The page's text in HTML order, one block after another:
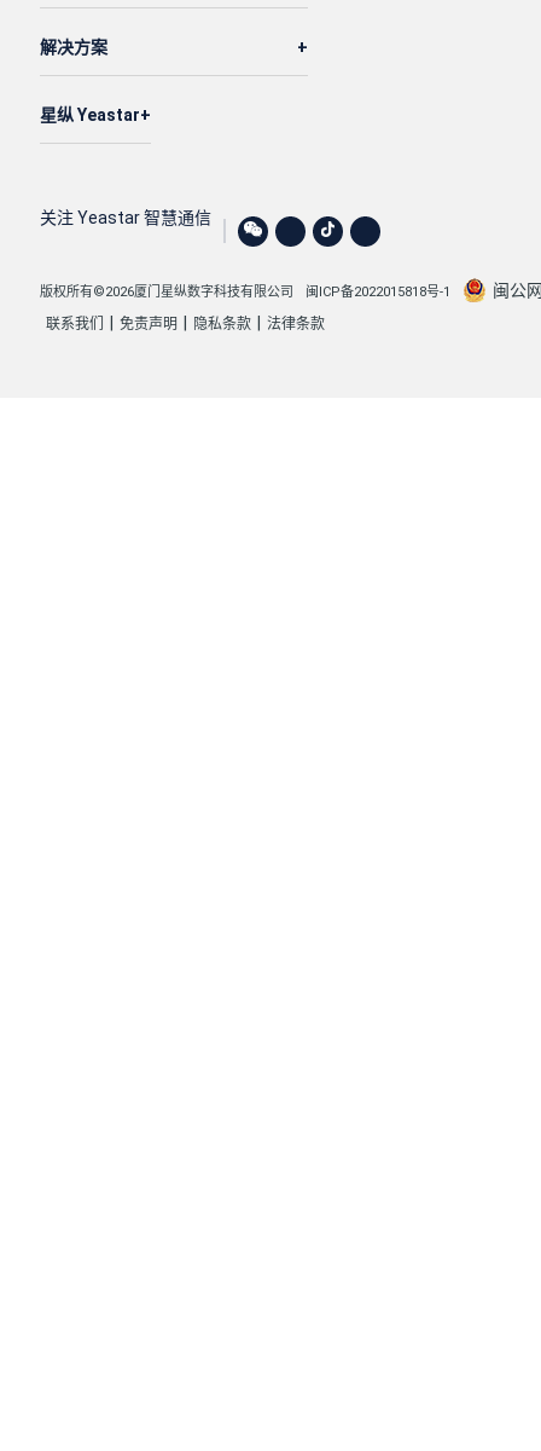
解决方案
星纵 Yeastar
关注 Yeastar 智慧通信
版权所有©2026厦门星纵数字科技有限公司 闽ICP备2022015818号-1 闽公
联系我们 免责声明 隐私条款 法律条款